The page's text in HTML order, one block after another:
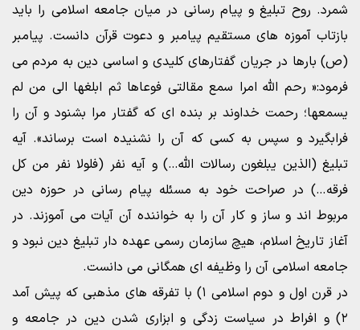
شمرد. روح تبلیغ و پیام رسانی در میان جامعه اسلامی را باید
بازتاب آموزه های مستقیم پیامبر و دعوت قرآن دانست. پیامبر
(ص) بارها در جریان گفتارهای کلیدی و اساسی دین به مردم می
فرمود:« رحم الله امرا سمع مقالتی فوعاها ثم ابلغها الی من لم
یسمعها؛ رحمت خداوند بر بنده ای که گفتار مرا بشنود و آن را
فرابگیرد و سپس به کسی که آن را نشنیده است برساند». آیه
تبلیغ (الذین یبلغون رسالات الله…) و آیه نفر (فلولا نفر من کل
فرقه…) در صراحت خود به مسئله پیام رسانی در حوزه دین
مربوط اند و ساز و کار آن را به خواننده آن آیات می آموزند. در
آغاز تاریخ اسلام، هیچ سازمان رسمی عهده دار تبلیغ دین نبود و
جامعه اسلامی آن را وظیفه ای همگانی می دانست.
در قرن اول و دوم اسلامی ۱) با تفرقه های مذهبی که پیش آمد
۲) و افراط در سیاست زدگی و ابزاری شدن دین در جامعه و